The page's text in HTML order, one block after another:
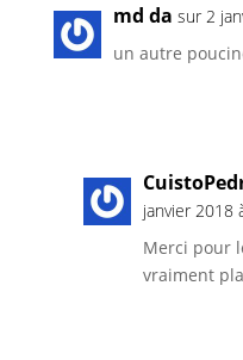
md da sur 2
un autre
janvier 2018
Merci pour
vraiment